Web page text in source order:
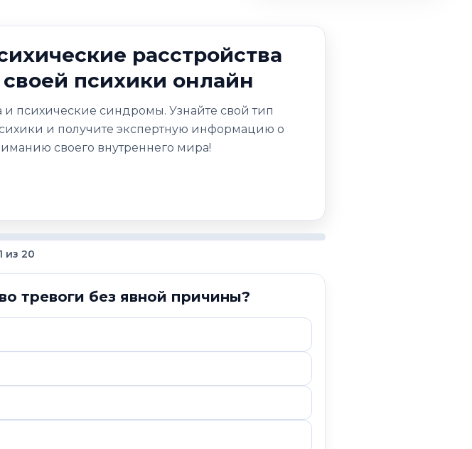
расстройства
психики онлайн
и психические синдромы. Узнайте свой тип
и получите экспертную информацию о
своего внутреннего мира!
из 20
тревоги без явной причины?